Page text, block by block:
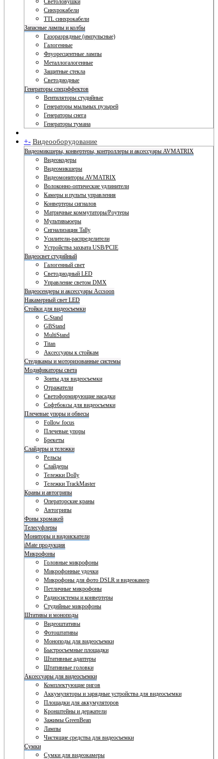
Светоловушки
Синхрокабели
TTL синхрокабели
Запасные лампы и колбы
Газоразрядные (импульсные)
Галогенные
Флуоресцентные лампы
Металлогалогенные
Защитные стекла
Светодиодные
Генераторы спецэффектов
Вентиляторы студийные
Генераторы мыльных пузырей
Генераторы снега
Генераторы тумана
+- Видеооборудование
Видеомикшеры, конвертеры, контроллеры и аксессуары AVMATRIX
Видеокодеры
Видеомикшеры
Видеомониторы AVMATRIX
Волоконно-оптические удлинители
Камеры и пульты управления
Конвертеры сигналов
Матричные коммутаторы/Роутеры
Мультивьюеры
Сигнализация Tally
Усилители-распределители
Устройства захвата USB/PCIE
Видеосвет студийный
Галогенный свет
Светодиодный LED
Управление светом DMX
Видеосендеры и аксессуары Accsoon
Накамерный свет LED
Стойки для видеосъемки
C-Stand
GBStand
MultiStand
Titan
Аксессуары к стойкам
Стедикамы и моторизованные системы
Модификаторы света
Зонты для видеосъемки
Отражатели
Светоформирующие насадки
Софтбоксы для видеосъемки
Плечевые упоры и обвесы
Follow focus
Плечевые упоры
Брекеты
Слайдеры и тележки
Рельсы
Слайдеры
Тележки Dolly
Тележки TrackMaster
Краны и автогрипы
Операторские краны
Автогрипы
Фоны хромакей
Телесуфлеры
Мониторы и видоискатели
iMate продукция
Микрофоны
Головные микрофоны
Микрофонные удочки
Микрофоны для фото DSLR и видеокамер
Петличные микрофоны
Радиосистемы и конвертеры
Студийные микрофоны
Штативы и моноподы
Видеоштативы
Фотоштативы
Моноподы для видеосъемки
Быстросъемные площадки
Штативные адаптеры
Штативные головки
Аксессуары для видеосъемки
Комплектующие ригов
Аккумуляторы и зарядные устройства для видеосъемки
Площадки для аккумуляторов
Кронштейны и держатели
Зажимы GreenBean
Лампы
Чистящие средства для видеосъемки
Сумки
Сумки для видеокамеры